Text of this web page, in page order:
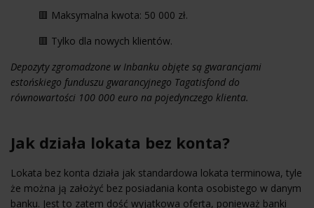
🟥 Maksymalna kwota: 50 000 zł.
🟥 Tylko dla nowych klientów.
Depozyty zgromadzone w Inbanku objęte są gwarancjami
estońskiego funduszu gwarancyjnego Tagatisfond do
równowartości 100 000 euro na pojedynczego klienta.
Jak działa lokata bez konta?
Lokata bez konta działa jak standardowa lokata terminowa, tyle
że można ją założyć bez posiadania konta osobistego w danym
banku. Jest to zatem dość wyjątkowa oferta, ponieważ banki